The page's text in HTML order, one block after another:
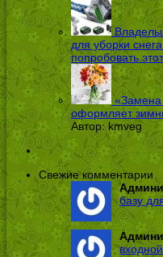
для уборки
попробовать
«Замена
оформляет
Автор:kmveg
Свежие комментарии
базу